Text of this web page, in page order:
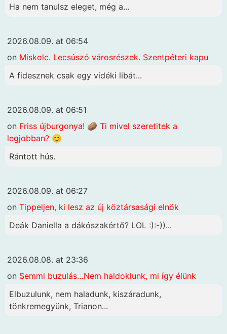
Ha nem tanulsz eleget, még a...
2026.08.09. at 06:54
on Miskolc. Lecsúszó városrészek. Szentpéteri kapu
A fidesznek csak egy vidéki libát...
2026.08.09. at 06:51
on Friss újburgonya! 🥔 Ti mivel szeretitek a
legjobban? 😊
Rántott hús.
2026.08.09. at 06:27
on Tippeljen, ki lesz az új köztársasági elnök
Deák Daniella a dákószakértő? LOL :):-))...
2026.08.08. at 23:36
on Semmi buzulás…Nem haldoklunk, mi így élünk
Elbuzulunk, nem haladunk, kiszáradunk,
tönkremegyünk, Trianon...